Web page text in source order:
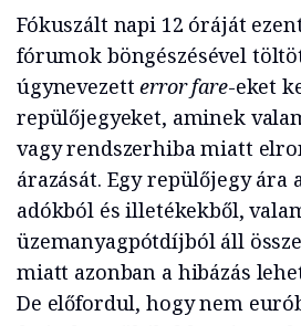
Fókuszált napi 12 óráját
fórumok böngészésével
úgynevezetterror fare-eket
repülőjegyeket, aminek
vagy rendszerhiba miatt
árazását. Egy repülőjegy ára
adókból és illetékekből,
üzemanyagpótdíjból áll
miatt azonban a hibázás
De előfordul, hogy nem